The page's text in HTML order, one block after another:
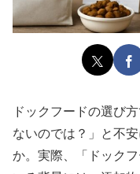
ドックフードの選び
ないのでは？」と不
か。実際、「ドック